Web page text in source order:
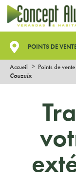
POINTS DE
Accueil Points de vente
Couzeix